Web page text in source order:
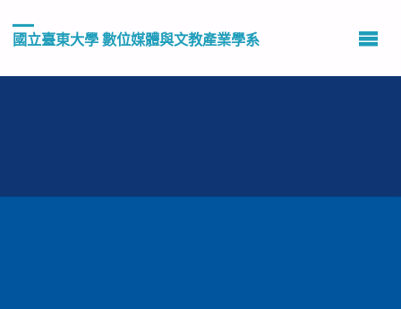
國立臺東大學 數位媒體與文教產業學系